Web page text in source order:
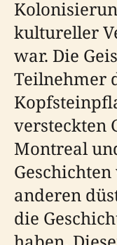
kultureller
war. Die
Teilnehmer
versteckten
Montreal
anderen
die